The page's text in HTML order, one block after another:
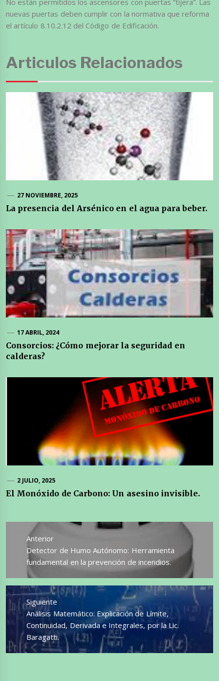
nuevas puertas deben cumplir con la normativa que reforma
el artículo 8.10.2.12 del Código de Edificación.
Articulos Relacionados
27 NOVIEMBRE, 2025
La presencia del Arsénico en el agua para beber.
17 ABRIL, 2024
Consorcios: ¿Cómo mejorar la seguridad en
calderas?
2 JULIO, 2025
El Monóxido de Carbono: Un asesino invisible.
Navegación
entradas
Anterior
Entrada
anterior:
Detector de Humo Autónomo: Herramienta
fundamental en la prevención de incendios.
Siguiente
Entrada
siguiente:
Análisis Matemático: Explicación de Límite,
Continuidad, Derivada e Integrales, por la Lic.
Baragatti.